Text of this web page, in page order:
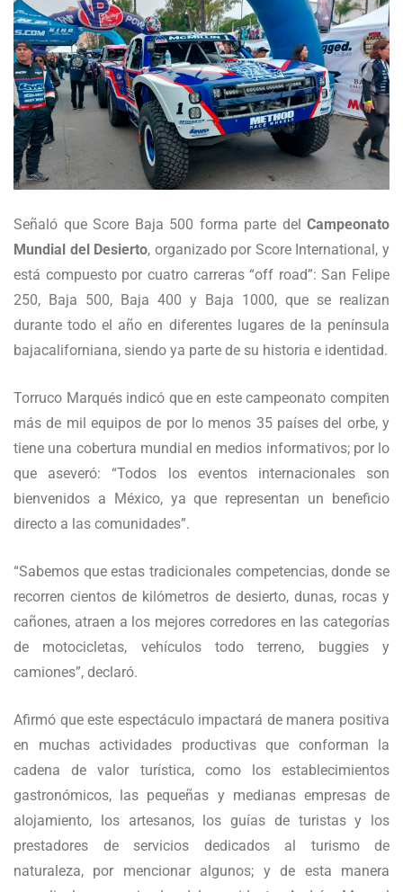
Señaló que Score Baja 500 forma parte del Campeonato
Mundial del Desierto, organizado por Score International, y
está compuesto por cuatro carreras “off road”: San Felipe
250, Baja 500, Baja 400 y Baja 1000, que se realizan
durante todo el año en diferentes lugares de la península
bajacaliforniana, siendo ya parte de su historia e identidad.
Torruco Marqués indicó que en este campeonato compiten
más de mil equipos de por lo menos 35 países del orbe, y
tiene una cobertura mundial en medios informativos; por lo
que aseveró: “Todos los eventos internacionales son
bienvenidos a México, ya que representan un beneficio
directo a las comunidades”.
“Sabemos que estas tradicionales competencias, donde se
recorren cientos de kilómetros de desierto, dunas, rocas y
cañones, atraen a los mejores corredores en las categorías
de motocicletas, vehículos todo terreno, buggies y
camiones”, declaró.
Afirmó que este espectáculo impactará de manera positiva
en muchas actividades productivas que conforman la
cadena de valor turística, como los establecimientos
gastronómicos, las pequeñas y medianas empresas de
alojamiento, los artesanos, los guías de turistas y los
prestadores de servicios dedicados al turismo de
naturaleza, por mencionar algunos; y de esta manera